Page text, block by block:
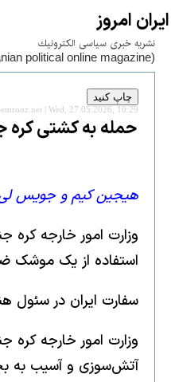
ايران امروز
نشريه خبری سياسی الكترونيك
political online magazine)
| Wed, 27.05.2026, 10:29
حمله به کشتی کره
هیجین کیم و جویس لی /
استفاده از یک موشک
سفارت ایران در سئول
آتش‌سوزی و آسیب به